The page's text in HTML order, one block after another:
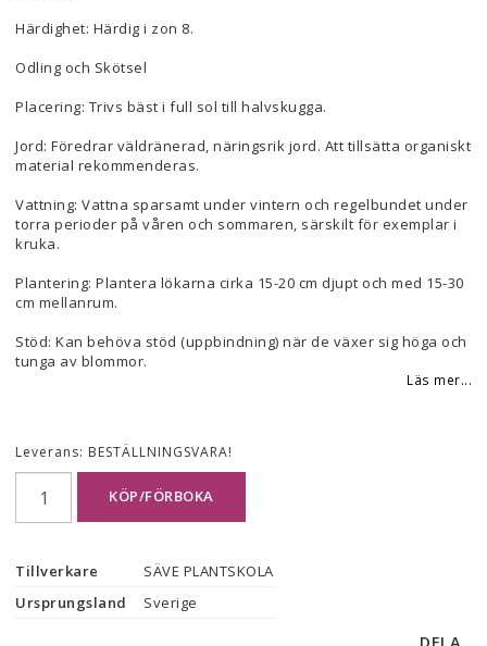
Härdighet: Härdig i zon 8.
Odling och Skötsel
Placering: Trivs bäst i full sol till halvskugga.
Jord: Föredrar väldränerad, näringsrik jord. Att tillsätta organiskt
material rekommenderas.
Vattning: Vattna sparsamt under vintern och regelbundet under
torra perioder på våren och sommaren, särskilt för exemplar i
kruka.
Plantering: Plantera lökarna cirka 15-20 cm djupt och med 15-30
cm mellanrum.
Stöd: Kan behöva stöd (uppbindning) när de växer sig höga och
tunga av blommor.
Läs mer...
Leverans: BESTÄLLNINGSVARA!
KÖP/FÖRBOKA
Tillverkare
SÄVE PLANTSKOLA
Ursprungsland
Sverige